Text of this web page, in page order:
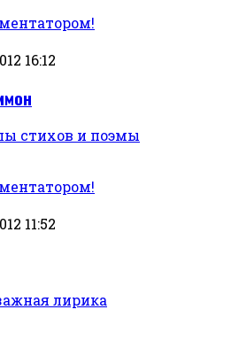
16:12
стихов и поэмы
11:52
лирика